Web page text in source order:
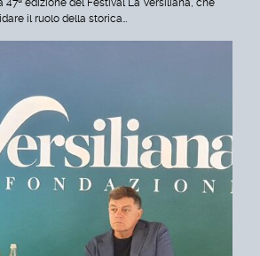
47ª edizione del Festival La Versiliana, che
il ruolo della storica…